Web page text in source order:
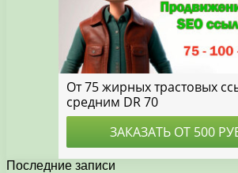
Последние записи